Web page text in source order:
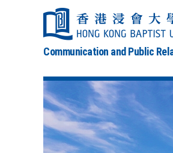
Communication and Public